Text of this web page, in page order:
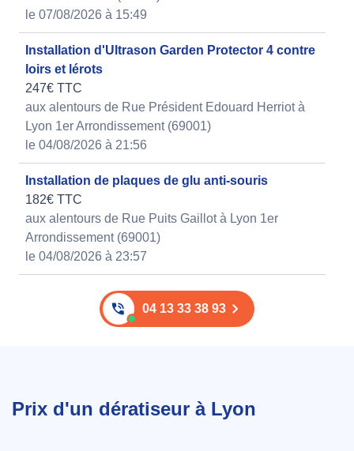
le 07/08/2026 à 15:49
Installation d'Ultrason Garden Protector 4 contre
loirs et lérots
247€ TTC
aux alentours de Rue Président Edouard Herriot à
Lyon 1er Arrondissement (69001)
le 04/08/2026 à 21:56
Installation de plaques de glu anti-souris
182€ TTC
aux alentours de Rue Puits Gaillot à Lyon 1er
Arrondissement (69001)
le 04/08/2026 à 23:57
04 13 33 38 93
Prix d'un dératiseur à Lyon